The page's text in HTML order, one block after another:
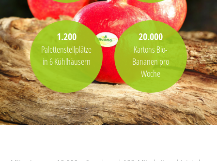
1.200
Palettenstellplätze
in 6 Kühlhäusern
20.000
Kartons Bio-
Bananen pro
Woche